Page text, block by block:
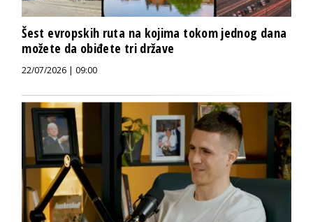
Šest evropskih ruta na kojima tokom jednog dana
možete da obiđete tri države
22/07/2026 | 09:00